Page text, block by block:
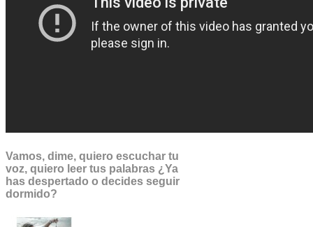
Vamos, dime, quiero escuchar tu
voz, quiero leer tus palabras ¿Ya
has despertado o decides seguir
dormido?